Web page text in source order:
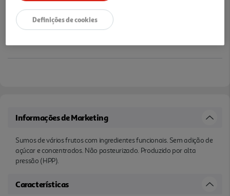
Informações de Marketing
Sumos de vários frutos com ingredientes funcionais. Sem adição de
açúcar e concentrados. Não pasteurizado. Produzido por alta
pressão (HPP).
Características
Definições de cookies